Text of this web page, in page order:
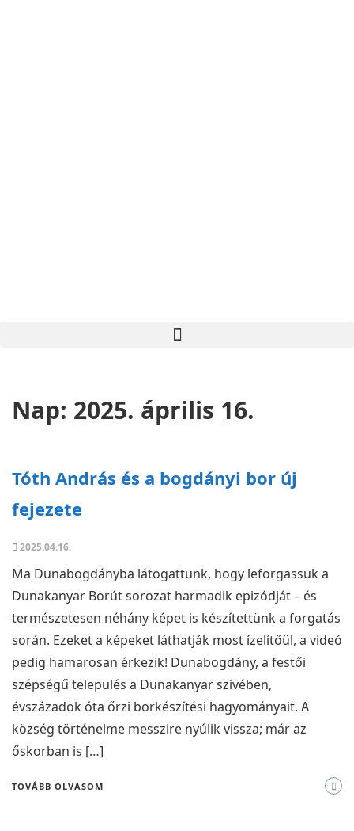
Nap: 2025. április 16.
Tóth András és a bogdányi bor új
fejezete
2025.04.16.
Ma Dunabogdányba látogattunk, hogy leforgassuk a
Dunakanyar Borút sorozat harmadik epizódját – és
természetesen néhány képet is készítettünk a forgatás
során. Ezeket a képeket láthatják most ízelítőül, a videó
pedig hamarosan érkezik! Dunabogdány, a festői
szépségű település a Dunakanyar szívében,
évszázadok óta őrzi borkészítési hagyományait. A
község történelme messzire nyúlik vissza; már az
őskorban is […]
TOVÁBB OLVASOM